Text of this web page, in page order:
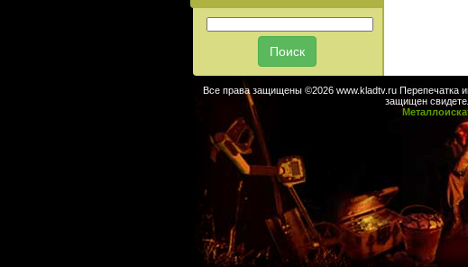
Все права защищены ©2026 www.kladtv.ru Перепечатка
защищен